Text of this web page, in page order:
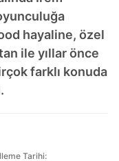
hayaline, özel
ile yıllar önce
farklı konuda
Tarihi: